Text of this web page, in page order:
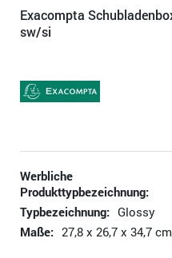
Exacompta
sw/si
Werbliche
Produkttypbezeichnung:
Typbezeichnung: Glossy
Maße: 27,8 x 26,7 x 34,7